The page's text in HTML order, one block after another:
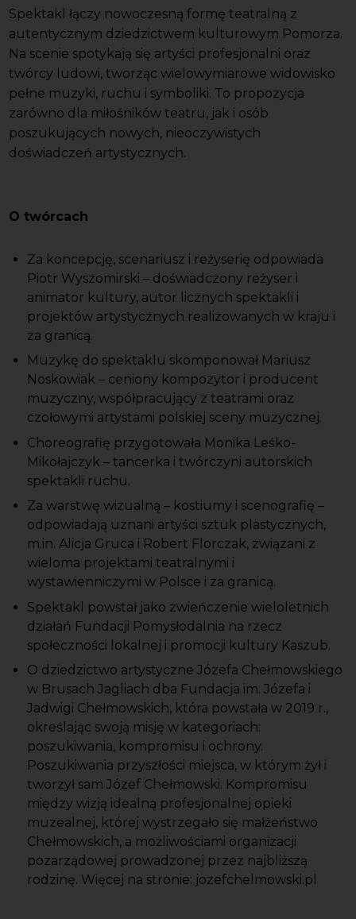
Spektakl łączy nowoczesną formę teatralną z
autentycznym dziedzictwem kulturowym Pomorza.
Na scenie spotykają się artyści profesjonalni oraz
twórcy ludowi, tworząc wielowymiarowe widowisko
pełne muzyki, ruchu i symboliki. To propozycja
zarówno dla miłośników teatru, jak i osób
poszukujących nowych, nieoczywistych
doświadczeń artystycznych.
O twórcach
Za koncepcję, scenariusz i reżyserię odpowiada
Piotr Wyszomirski – doświadczony reżyser i
animator kultury, autor licznych spektakli i
projektów artystycznych realizowanych w kraju i
za granicą.
Muzykę do spektaklu skomponował Mariusz
Noskowiak – ceniony kompozytor i producent
muzyczny, współpracujący z teatrami oraz
czołowymi artystami polskiej sceny muzycznej.
Choreografię przygotowała Monika Leśko-
Mikołajczyk – tancerka i twórczyni autorskich
spektakli ruchu.
Za warstwę wizualną – kostiumy i scenografię –
odpowiadają uznani artyści sztuk plastycznych,
m.in. Alicja Gruca i Robert Florczak, związani z
wieloma projektami teatralnymi i
wystawienniczymi w Polsce i za granicą.
Spektakl powstał jako zwieńczenie wieloletnich
działań Fundacji Pomysłodalnia na rzecz
społeczności lokalnej i promocji kultury Kaszub.
O dziedzictwo artystyczne Józefa Chełmowskiego
w Brusach Jagliach dba Fundacja im. Józefa i
Jadwigi Chełmowskich, która powstała w 2019 r.,
określając swoją misję w kategoriach:
poszukiwania, kompromisu i ochrony.
Poszukiwania przyszłości miejsca, w którym żył i
tworzył sam Józef Chełmowski. Kompromisu
między wizją idealną profesjonalnej opieki
muzealnej, której wystrzegało się małżeństwo
Chełmowskich, a możliwościami organizacji
pozarządowej prowadzonej przez najbliższą
rodzinę. Więcej na stronie: jozefchelmowski.pl